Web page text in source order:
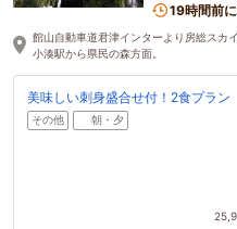
19時間前
館山自動車道君津インターより房総スカ
小湊駅から県民の森方面。
美味しい刺身盛合せ付！2食プラ
その他 朝・夕